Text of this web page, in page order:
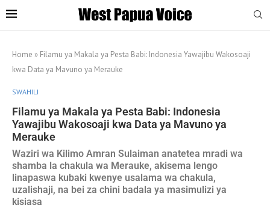
Home » Filamu ya Makala ya Pesta Babi: Indonesia Yawajibu Wakosoaji
kwa Data ya Mavuno ya Merauke
SWAHILI
Filamu ya Makala ya Pesta Babi: Indonesia
Yawajibu Wakosoaji kwa Data ya Mavuno ya
Merauke
Waziri wa Kilimo Amran Sulaiman anatetea mradi wa
shamba la chakula wa Merauke, akisema lengo
linapaswa kubaki kwenye usalama wa chakula,
uzalishaji, na bei za chini badala ya masimulizi ya
kisiasa